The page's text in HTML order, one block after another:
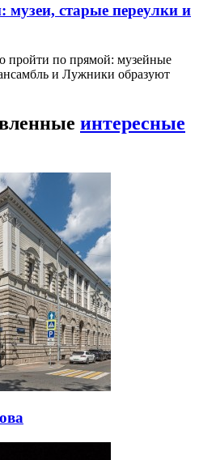
старые переулки и
пройти по прямой: музейные
и Лужники образуют
интересные